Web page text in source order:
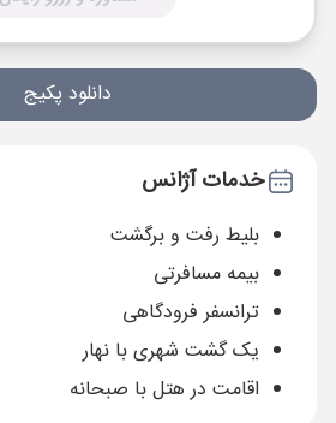
دانلود پکیج
خدمات آژانس
بلیط رفت و برگشت
بیمه مسافرتی
ترانسفر فرودگاهی
یک گشت شهری با نهار
اقامت در هتل با صبحانه